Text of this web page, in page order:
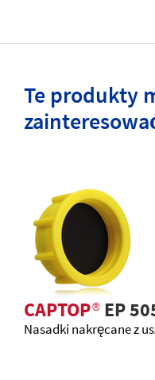
Te produkty
CAPTOP®EP
Nasadki nakręcane z